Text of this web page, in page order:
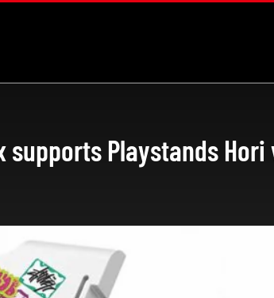
Playstands